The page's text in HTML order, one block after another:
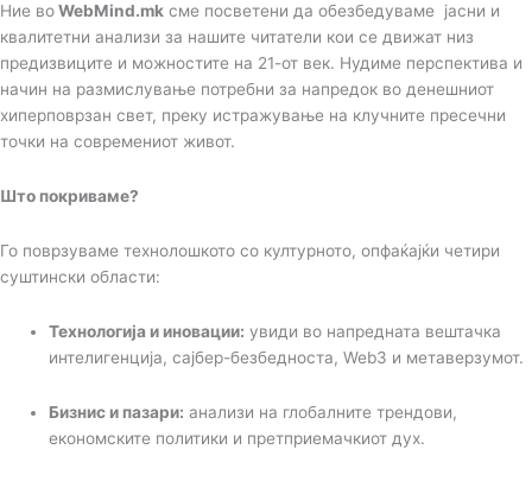
Ние воWebMind.mk сме посветени да обезбедуваме јасни и
квалитетни анализи за нашите читатели кои се движат низ
предизвиците и можностите на 21-от век. Нудиме перспектива и
начин на размислување потребни за напредок во денешниот
хиперповрзан свет, преку истражување на клучните пресечни
точки на современиот живот.
Што покриваме?
Го поврзуваме технолошкото со културното, опфаќајќи четири
суштински области:
Технологија и иновации: увиди во напредната вештачка
интелигенција, сајбер-безбедноста, Web3 и метаверзумот.
Бизнис и пазари: анализи на глобалните трендови,
економските политики и претприемачкиот дух.